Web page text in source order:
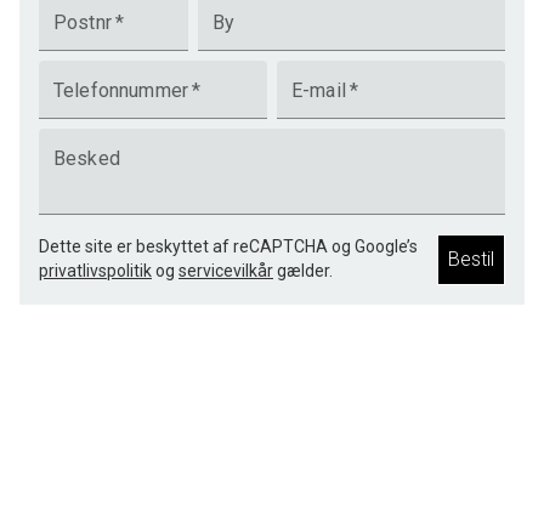
Postnr* By
Telefonnummer* E-mail *
Besked
Dette site er beskyttet af reCAPTCHA og Google’s
privatlivspolitikog servicevilkårgælder. Bestil